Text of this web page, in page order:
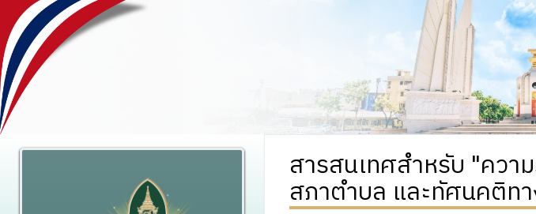
สารสนเทศสำหรับ "ควา
สภาตำบล และทัศนคติทา